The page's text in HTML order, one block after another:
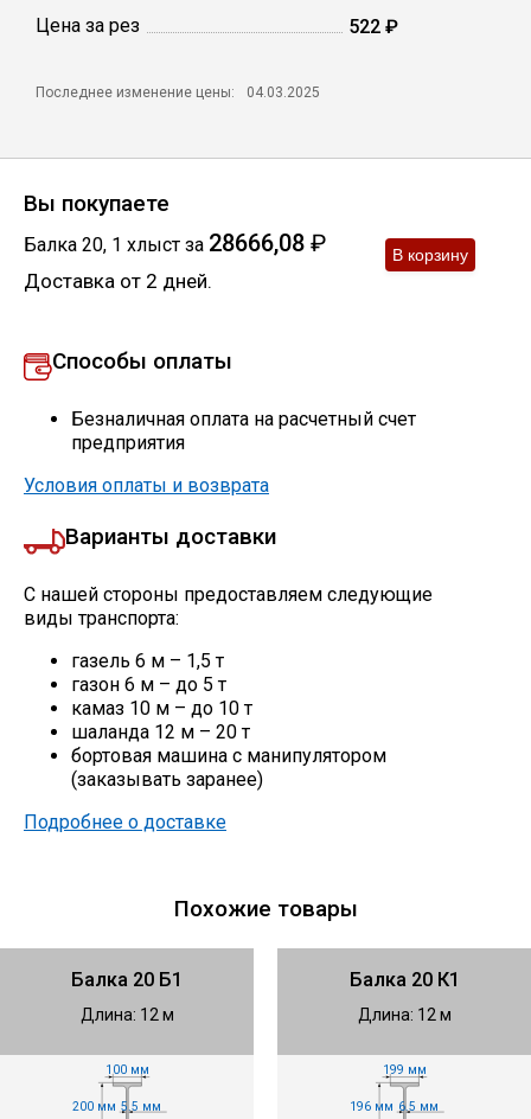
Цена за рез 522 ₽
Последнее изменение цены: 04.03.2025
Вы покупаете
Балка 20, 1 хлыст за 28666,08 ₽
Доставка от 2 дней.
Способы оплаты
Безналичная оплата на расчетный счет
предприятия
Условия оплаты и возврата
Варианты доставки
С нашей стороны предоставляем следующие
виды транспорта:
газель 6 м – 1,5 т
газон 6 м – до 5 т
камаз 10 м – до 10 т
шаланда 12 м – 20 т
бортовая машина с манипулятором
(заказывать заранее)
Подробнее о доставке
Похожие товары
Балка 20 Б1
Длина: 12 м
200 мм
100 мм
5.5 мм
Балка 20 К1
Длина: 12 м
196 мм
199 мм
6.5 мм